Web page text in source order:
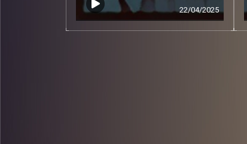
22/04/2025